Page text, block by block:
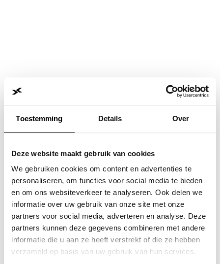
Toestemming Details Over
Deze website maakt gebruik van cookies
We gebruiken cookies om content en advertenties te
personaliseren, om functies voor social media te bieden
en om ons websiteverkeer te analyseren. Ook delen we
informatie over uw gebruik van onze site met onze
partners voor social media, adverteren en analyse. Deze
partners kunnen deze gegevens combineren met andere
informatie die u aan ze heeft verstrekt of die ze hebben
verzameld op basis van uw gebruik van hun services.
Application error: a client-side exception has occurred while
loadingwww.jvk.nl(see the browser consolefor more
information).